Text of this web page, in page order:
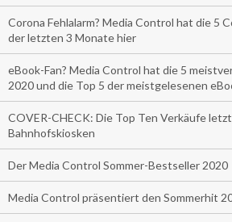
Corona Fehlalarm? Media Control hat die 5
der letzten 3 Monate hier
eBook-Fan? Media Control hat die 5
2020 und die Top 5 der meistgelesenen
COVER-CHECK: Die Top Ten Verkäufe
Bahnhofskiosken
Der Media Control Sommer-Bestseller 2020
Media Control präsentiert den Sommerhit